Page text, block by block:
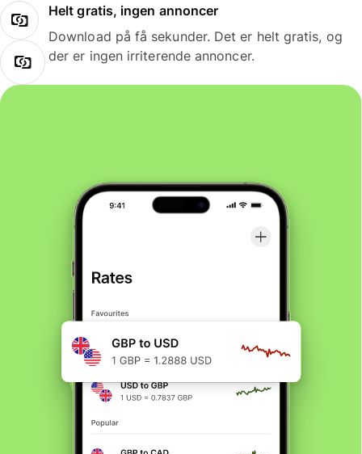
Helt gratis, ingen annoncer
Download på få sekunder. Det er helt gratis, og
der er ingen irriterende annoncer.